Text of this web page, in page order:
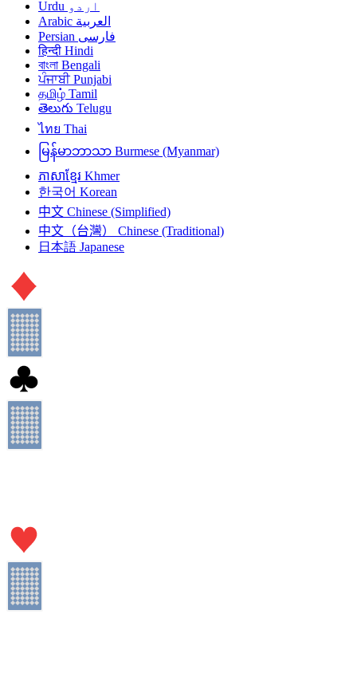
اردو Urdu
العربية Arabic
فارسی Persian
हिन्दी Hindi
বাংলা Bengali
ਪੰਜਾਬੀ Punjabi
தமிழ் Tamil
తెలుగు Telugu
ไทย Thai
မြန်မာဘာသာ Burmese (Myanmar)
ភាសាខ្មែរ Khmer
한국어 Korean
中文 Chinese (Simplified)
中文（台灣）
Chinese (Traditional)
日本語 Japanese